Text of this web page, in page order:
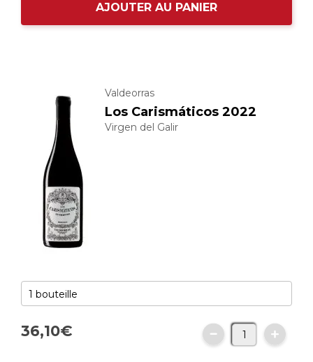
AJOUTER AU PANIER
Valdeorras
Los Carismáticos 2022
Virgen del Galir
36,10€